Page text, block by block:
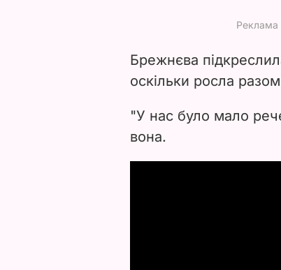
Брежнєва
оскільки росла
"У нас було мало
вона.